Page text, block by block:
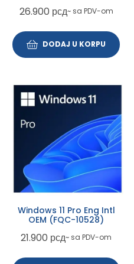
26.900 рсд~ sa PDV-om
DODAJ U KORPU
Windows 11 Pro Eng Intl
OEM (FQC-10528)
21.900 рсд~ sa PDV-om